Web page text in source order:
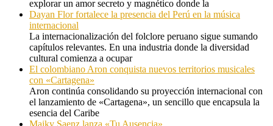
explorar un amor secreto y magnético donde la
Dayan Flor fortalece la presencia del Perú en la música
internacional
La internacionalización del folclore peruano sigue sumando
capítulos relevantes. En una industria donde la diversidad
cultural comienza a ocupar
El colombiano Aron conquista nuevos territorios musicales
con «Cartagena»
Aron continúa consolidando su proyección internacional con
el lanzamiento de «Cartagena», un sencillo que encapsula la
esencia del Caribe